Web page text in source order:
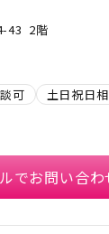
43 2階
可
土日祝日
でお問い合わ